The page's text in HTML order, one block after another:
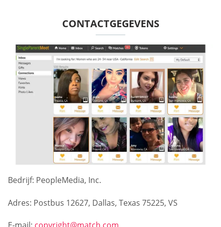
CONTACTGEGEVENS
Bedrijf: PeopleMedia, Inc.
Adres: Postbus 12627, Dallas, Texas 75225, VS